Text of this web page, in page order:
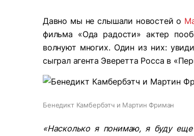
Давно мы не слышали новостей о
фильма «Ода радости» актер
волнуют многих. Один из них:
сыграл агента Эверетта Росса в
Бенедикт Камбербэтч и Мартин Фриман
«Насколько я понимаю, я буду